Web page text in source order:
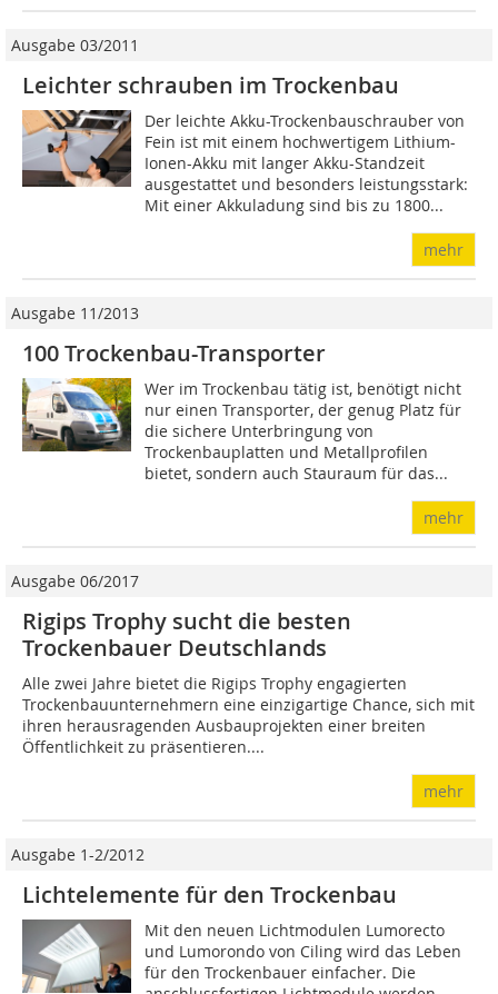
Ausgabe 03/2011
Leichter schrauben im Trockenbau
Der leichte Akku-Trockenbauschrauber von
Fein ist mit einem hochwertigem Lithium-
Ionen-Akku mit langer Akku-Standzeit
ausgestattet und besonders leistungsstark:
Mit einer Akkuladung sind bis zu 1800...
mehr
Ausgabe 11/2013
100 Trockenbau-Transporter
Wer im Trockenbau tätig ist, benötigt nicht
nur einen Transporter, der genug Platz für
die sichere Unterbringung von
Trockenbauplatten und Metallprofilen
bietet, sondern auch Stauraum für das...
mehr
Ausgabe 06/2017
Rigips Trophy sucht die besten
Trockenbauer Deutschlands
Alle zwei Jahre bietet die Rigips Trophy engagierten
Trockenbauunternehmern eine einzigartige Chance, sich mit
ihren herausragenden Ausbauprojekten einer breiten
Öffentlichkeit zu präsentieren....
mehr
Ausgabe 1-2/2012
Lichtelemente für den Trockenbau
Mit den neuen Lichtmodulen Lumorecto
und Lumorondo von Ciling wird das Leben
für den Trockenbauer einfacher. Die